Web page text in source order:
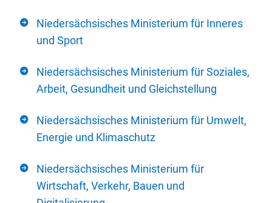
Niedersächsisches Ministerium für Inneres
und Sport
Niedersächsisches Ministerium für Soziales,
Arbeit, Gesundheit und Gleichstellung
Niedersächsisches Ministerium für Umwelt,
Energie und Klimaschutz
Niedersächsisches Ministerium für
Wirtschaft, Verkehr, Bauen und